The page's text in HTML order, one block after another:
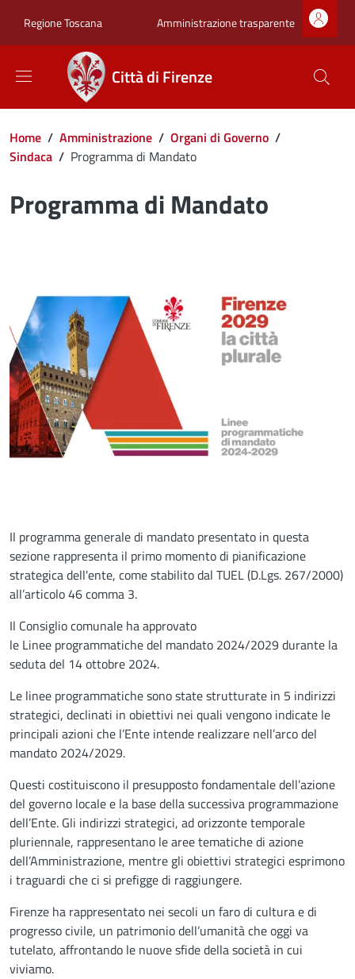
Regione Toscana Zona superiore
Amministrazione trasparente
Città di Firenze
Briciole di pane
Home / Amministrazione / Organi di Governo /
Sindaca / Programma di Mandato
Programma di Mandato
Il programma generale di mandato presentato in questa
sezione rappresenta il primo momento di pianificazione
strategica dell'ente, come stabilito dal TUEL (D.Lgs. 267/2000)
all’articolo 46 comma 3.
Il Consiglio comunale ha approvato
le Linee programmatiche del mandato 2024/2029 durante la
seduta del 14 ottobre 2024.
Le linee programmatiche sono state strutturate in 5 indirizzi
strategici, declinati in obiettivi nei quali vengono indicate le
principali azioni che l’Ente intende realizzare nell’arco del
mandato 2024/2029.
Questi costituiscono il presupposto fondamentale dell’azione
del governo locale e la base della successiva programmazione
dell’Ente. Gli indirizzi strategici, ad orizzonte temporale
pluriennale, rappresentano le aree tematiche di azione
dell’Amministrazione, mentre gli obiettivi strategici esprimono
i traguardi che ci si prefigge di raggiungere.
Firenze ha rappresentato nei secoli un faro di cultura e di
progresso civile, un patrimonio dell’umanità che oggi va
tutelato, affrontando le nuove sfide della società in cui
viviamo.